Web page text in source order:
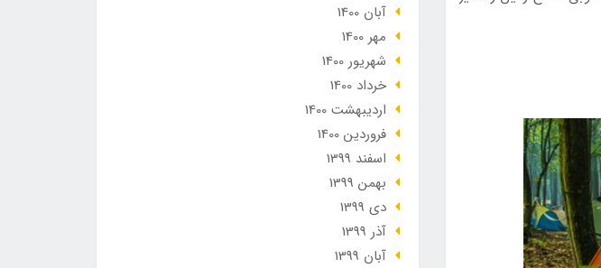
آبان 1400
مهر 1400
شهریور 1400
خرداد 1400
ارديبهشت 1400
فروردین 1400
اسفند 1399
بهمن 1399
دی 1399
آذر 1399
آبان 1399